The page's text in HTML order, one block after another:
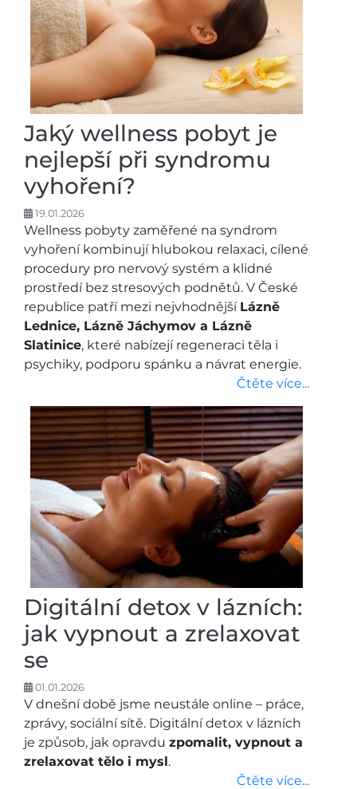
Jaký wellness pobyt je
nejlepší při syndromu
vyhoření?
19.01.2026
Wellness pobyty zaměřené na syndrom
vyhoření kombinují hlubokou relaxaci, cílené
procedury pro nervový systém a klidné
prostředí bez stresových podnětů. V České
republice patří mezi nejvhodnější Lázně
Lednice, Lázně Jáchymov a Lázně
Slatinice, které nabízejí regeneraci těla i
psychiky, podporu spánku a návrat energie.
Čtěte více...
Digitální detox v lázních:
jak vypnout a zrelaxovat
se
01.01.2026
V dnešní době jsme neustále online – práce,
zprávy, sociální sítě. Digitální detox v lázních
je způsob, jak opravdu zpomalit, vypnout a
zrelaxovat tělo i mysl.
Čtěte více...